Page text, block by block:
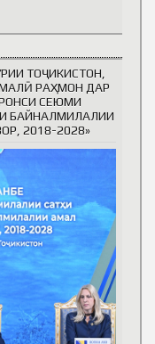
ТОҶИКИСТОН,
РАҲМОН ДАР
СЕЮМИ
БАЙНАЛМИЛАЛИИ
2018-2028»